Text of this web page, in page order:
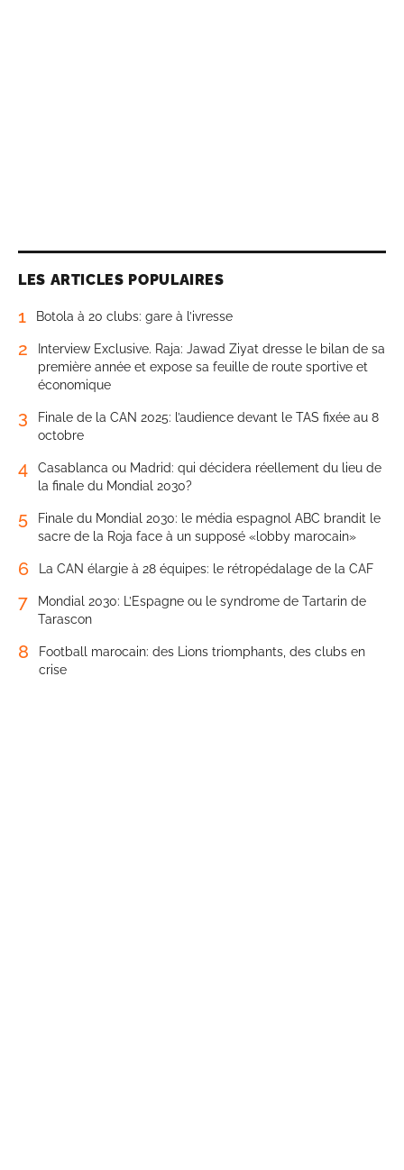
LES ARTICLES POPULAIRES
1 Botola à 20 clubs: gare à l’ivresse
2
Interview Exclusive. Raja: Jawad Ziyat dresse le bilan de sa
première année et expose sa feuille de route sportive et
économique
3
Finale de la CAN 2025: l’audience devant le TAS fixée au 8
octobre
4
Casablanca ou Madrid: qui décidera réellement du lieu de
la finale du Mondial 2030?
5
Finale du Mondial 2030: le média espagnol ABC brandit le
sacre de la Roja face à un supposé «lobby marocain»
6 La CAN élargie à 28 équipes: le rétropédalage de la CAF
7
Mondial 2030: L’Espagne ou le syndrome de Tartarin de
Tarascon
8
Football marocain: des Lions triomphants, des clubs en
crise